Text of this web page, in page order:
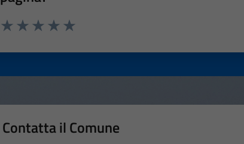
Contatta il Comune